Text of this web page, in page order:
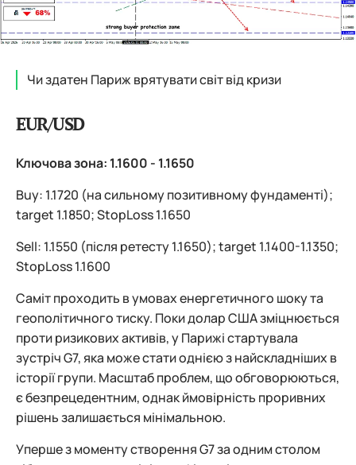
Чи здатен Париж врятувати світ від кризи
EUR/USD
Ключова зона: 1.1600 - 1.1650
Buy: 1.1720 (на сильному позитивному фундаменті);
target 1.1850; StopLoss 1.1650
Sell: 1.1550 (після ретесту 1.1650); target 1.1400-1.1350;
StopLoss 1.1600
Саміт проходить в умовах енергетичного шоку та
геополітичного тиску. Поки долар США зміцнюється
проти ризикових активів, у Парижі стартувала
зустріч G7, яка може стати однією з найскладніших в
історії групи. Масштаб проблем, що обговорюються,
є безпрецедентним, однак ймовірність проривних
рішень залишається мінімальною.
Уперше з моменту створення G7 за одним столом